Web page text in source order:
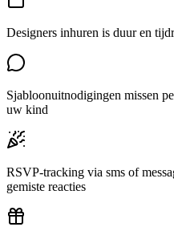
Designers inhuren is duur en
Sjabloonuitnodigingen missen
uw kind
RSVP-tracking via sms of
gemiste reacties